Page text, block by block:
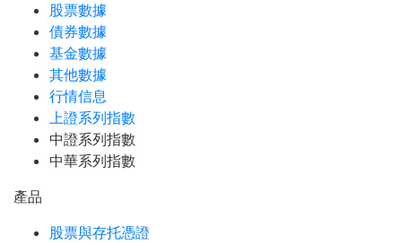
股票數據
債券數據
基金數據
其他數據
行情信息
上證系列指數
中證系列指數
中華系列指數
產品
股票與存托憑證